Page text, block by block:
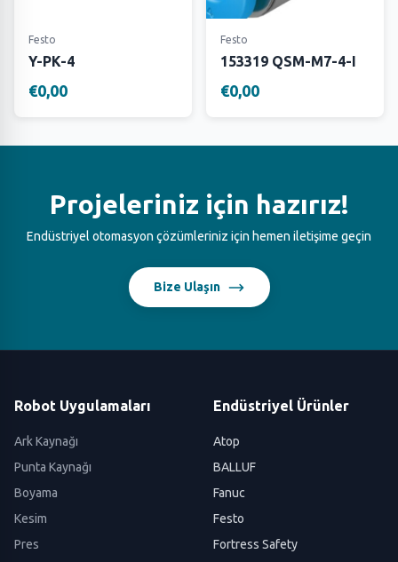
Festo
Y-PK-4
€0,00
Festo
153319 QSM-M7-4-I
€0,00
Projeleriniz için hazırız!
Endüstriyel otomasyon çözümleriniz için hemen iletişime geçin
Bize Ulaşın
Robot Uygulamaları
Ark Kaynağı
Punta Kaynağı
Boyama
Kesim
Pres
Endüstriyel Ürünler
Atop
BALLUF
Fanuc
Festo
Fortress Safety